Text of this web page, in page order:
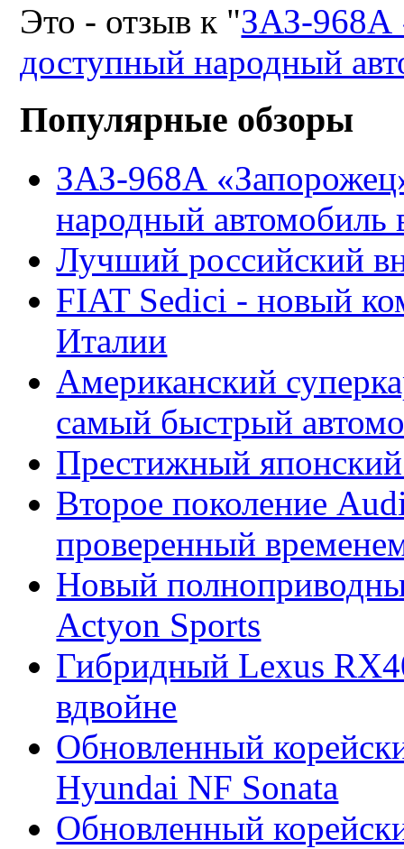
Это - отзыв к "ЗАЗ-968А
доступный народный
Популярные обзоры
ЗАЗ-968А
народный
Лучший российский
FIAT Sedici - новый
Италии
Американский
самый быстрый
Престижный
Второе поколение
проверенный
Новый
Actyon Sports
Гибридный Lexus
вдвойне
Обновленный
Hyundai NF Sonata
Обновленный